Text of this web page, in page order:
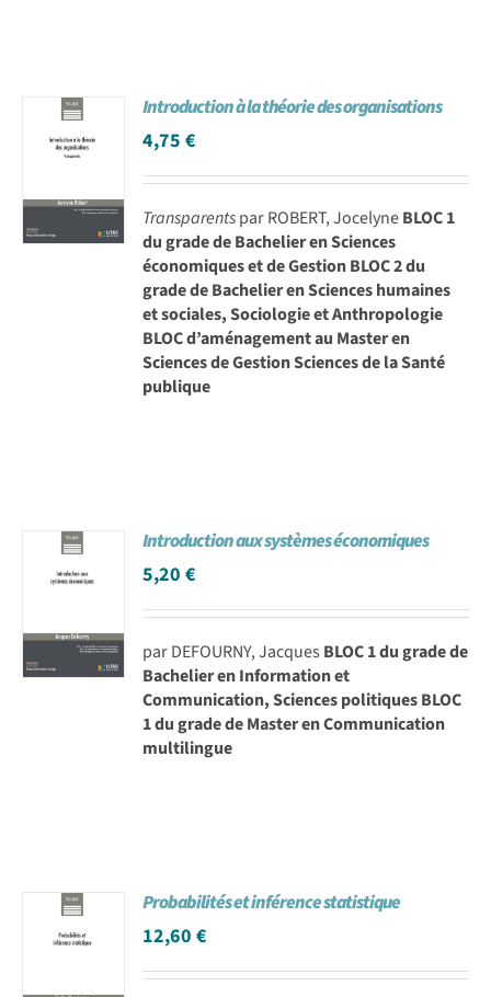
Introduction à la théorie des organisations
4,75€
Transparentspar ROBERT, JocelyneBLOC 1
du grade de Bachelier en Sciences
économiques et de Gestion BLOC 2 du
grade de Bachelier en Sciences humaines
et sociales, Sociologie et Anthropologie
BLOC d’aménagement au Master en
Sciences de Gestion Sciences de la Santé
publique
Introduction aux systèmes économiques
5,20€
par DEFOURNY, Jacques BLOC 1 du grade de
Bachelier en Information et
Communication, Sciences politiques BLOC
1 du grade de Master en Communication
multilingue
Probabilités et inférence statistique
12,60€